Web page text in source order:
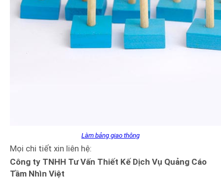
Làm bảng giao thông
Mọi chi tiết xin liên hệ:
Công ty TNHH Tư Vấn Thiết Kế Dịch Vụ Quảng Cáo
Tầm Nhìn Việt